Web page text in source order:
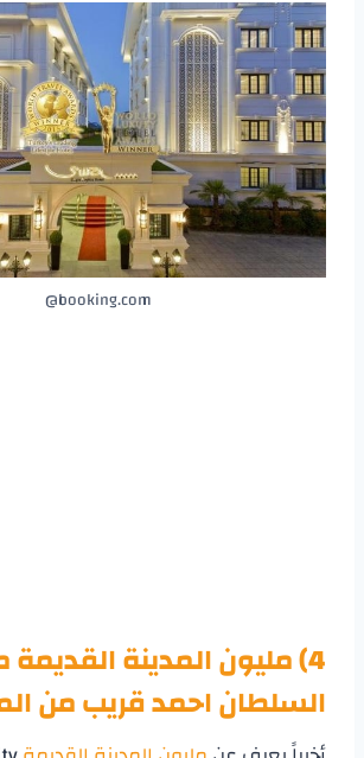
booking.com@
4) مليون المدينة القديمة من
السلطان احمد قريب من